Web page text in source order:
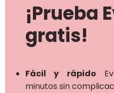
¡Prueba
gratis!
Fácil y rápido
minutos sin